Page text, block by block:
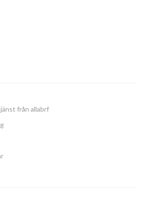
från allabrf